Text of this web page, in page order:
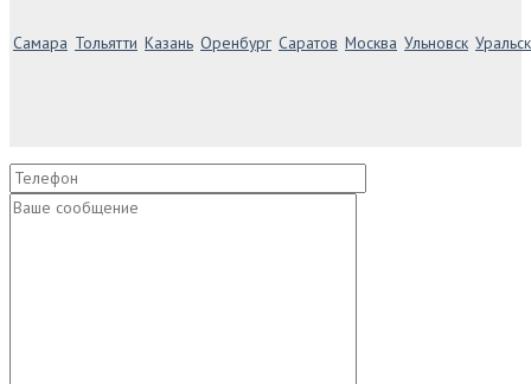
Самара Тольятти Казань Оренбург Саратов Москва Ульновск Уральск